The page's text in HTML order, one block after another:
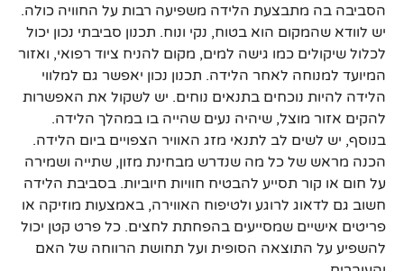
הסביבה בה מתבצעת הלידה משפיעה רבות על החוויה כולה.
יש לוודא שהמקום הוא בטוח, נקי ונוח. תכנון סביבתי נכון יכול
לכלול שיקולים כמו גישה למים, מקום להניח ציוד רפואי, ואזור
המיועד למנוחה לאחר הלידה. תכנון נכון יאפשר גם למלווי
הלידה להיות נוכחים בתנאים נוחים. יש לשקול את האפשרות
להקים אזור מוצל, שיהיה נעים שהייה בו במהלך הלידה.
בנוסף, יש לשים לב לתנאי מזג האוויר הצפויים ביום הלידה.
הכנה מראש של כל מה שנדרש מבחינת מזון, שתייה ושמירה
על חום או קור תסייע להבטיח חוויות חיוביות. בסביבת הלידה
חשוב גם לדאוג לרוגע ולטיפוח האווירה, באמצעות מוזיקה או
פריטים אישיים שמסייעים בהפחתת לחצים. כל פרט קטן יכול
להשפיע על התוצאה הסופית ועל תחושת הרווחה של האם